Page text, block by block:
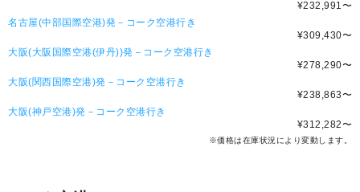
¥232,991〜
名古屋(中部国際空港)発－コーク空港行き
¥309,430〜
大阪(大阪国際空港(伊丹))発－コーク空港行き
¥278,290〜
大阪(関西国際空港)発－コーク空港行き
¥238,863〜
大阪(神戸空港)発－コーク空港行き
¥312,282〜
※価格は在庫状況により変動します。